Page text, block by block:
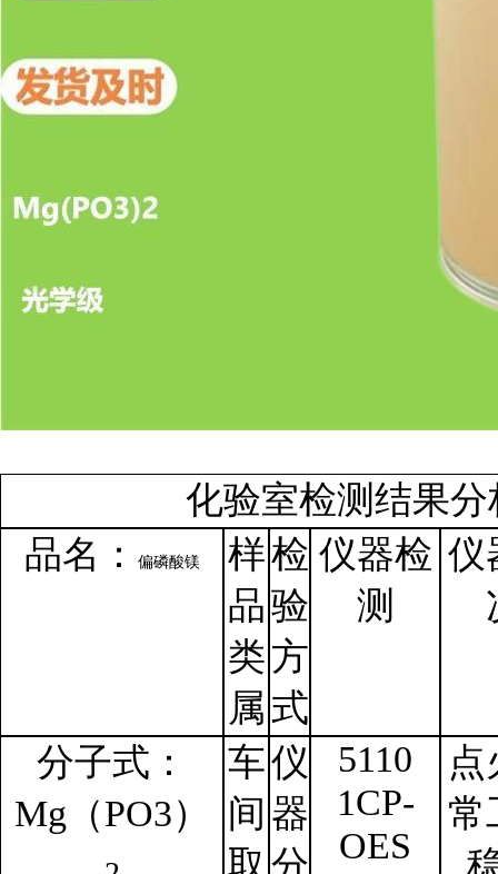
化验室检测结果分
品名 ： 偏磷酸镁
样
品
类
属
检
验
方
式
仪器检
测
仪
分子式：
Mg （PO3）
车
间
取
仪
器
分
5110
1CP-
OES
点
常